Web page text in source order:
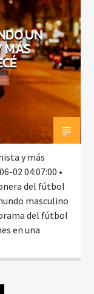
UN
MÁS
y más
02 04:07:00 •
del fútbol
masculino
del fútbol
en una